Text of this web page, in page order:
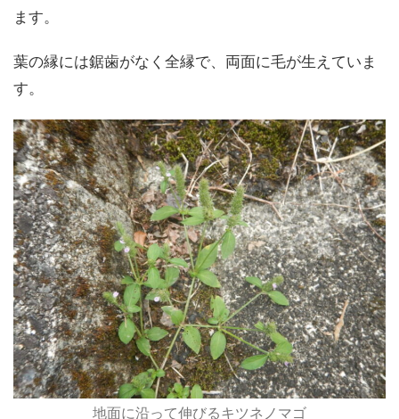
ます。
葉の縁には鋸歯がなく全縁で、両面に毛が生えていま
す。
地面に沿って伸びるキツネノマゴ